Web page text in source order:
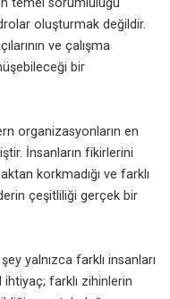
oluşturmak değildir.
ve çalışma
bir
organizasyonların en
İnsanların fikirlerini
korkmadığı ve farklı
çeşitliliği gerçek bir
yalnızca farklı insanları
ihtiyaç; farklı zihinlerin